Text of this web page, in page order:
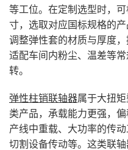
等工位。在定制选型时，
寸，选取对应国标规格的
调整弹性套的材质与厚度
适配车间内粉尘、温差等
转。
弹性柱销联轴器属于大扭
类产品，承载能力更强，
产线中重载、大功率的传
切割设备传动等。这类联